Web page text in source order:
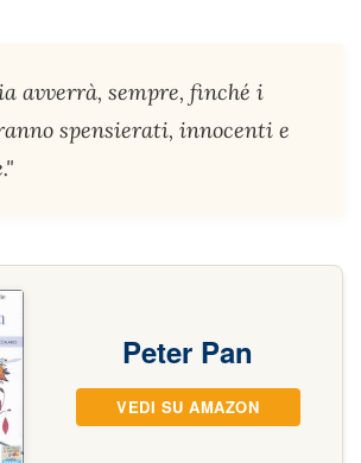
avverrà, sempre, finché i
spensierati, innocenti e
Peter Pan
VEDI SU AMAZON